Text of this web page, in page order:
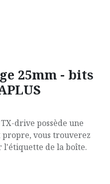
25mm - bits
drive possède une
vous trouverez
l'étiquette de la boîte.